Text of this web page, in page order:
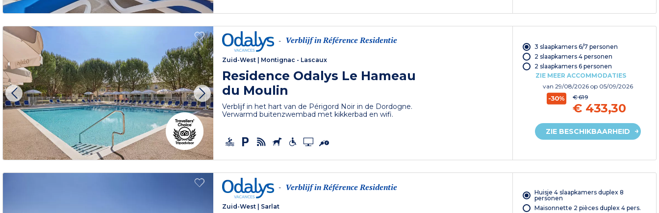
- Verblijf in Référence Residentie
Zuid-West | Montignac - Lascaux
Residence Odalys Le Hameau
du Moulin
Verblijf in het hart van de Périgord Noir in de Dordogne.
Verwarmd buitenzwembad met kikkerbad en wifi.
3 slaapkamers 6/7 personen
2 slaapkamers 4 personen
2 slaapkamers 6 personen
ZIE MEER ACCOMMODATIES
van 29/08/2026 op 05/09/2026
-30% € 619
€ 433,30
ZIE BESCHIKBAARHEID
- Verblijf in Référence Residentie
Zuid-West Sarlat
Huisje 4 slaapkamers duplex 8
personen
Maisonnette 2 pièces duplex 4 pers.